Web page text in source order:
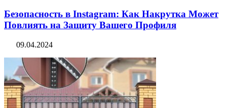
Безопасность в Instagram: Как Накрутка Может
Повлиять на Защиту Вашего Профиля
09.04.2024